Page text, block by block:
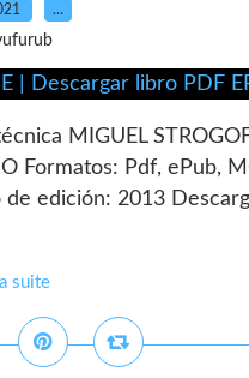
…
MIGUEL
Formatos: Pdf, ePub,
edición: 2013
suite